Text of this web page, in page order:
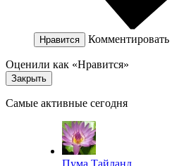
Нравится Комментировать
Оценили как «Нравится»
Закрыть
Самые активные сегодня
Пума Тайланд